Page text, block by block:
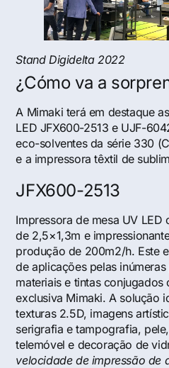
Stand Digidelta 2022
¿Cómo va a
A Mimaki terá em destaque
LED JFX600-2513 e UJF-
eco-solventes da série 330
e a impressora têxtil de
JFX600-2513
Impressora de mesa UV LED
de 2,5×1,3m e
produção de 200m2/h. Este
de aplicações pelas
materiais e tintas conjugados
exclusiva Mimaki. A solução
texturas 2.5D, imagens
serigrafia e tampografia,
telemóvel e decoração de
velocidade de impressão de